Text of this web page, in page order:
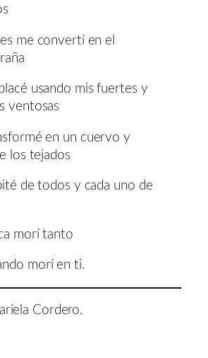
me convertí en el
usando mis fuertes y
ventosas
en un cuervo y
los tejados
de todos y cada uno de
morí tanto
morí en ti.
Cordero.